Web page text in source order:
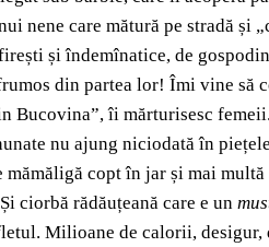
nene care mătură pe stradă și
și îndemînatice, de
din partea lor! Îmi vine să
Bucovina”, îi mărturisesc
nu ajung niciodată în
copt în jar și mai
ciorbă rădăuțeană care e un
Milioane de calorii,